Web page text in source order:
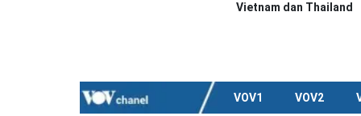
Vietnam dan Thailand
VOV1 VOV2